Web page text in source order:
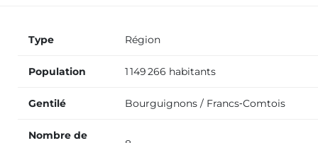
Monte escalier Darois
Type Région
Population 1 149 266 habitants
Gentilé Bourguignons / Francs‑Comtois
Nombre de